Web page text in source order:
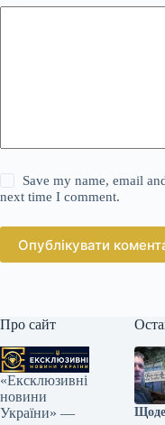
Save my name, email
next time I comment.
Опублікувати
Про сайт
«Ексклюзивні
новини
України» —